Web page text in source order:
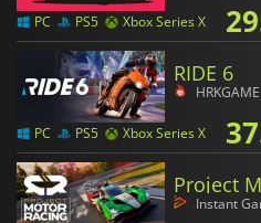
PC PS5 Xbox Series X
RIDE 6
HRKGAME
PC PS5 Xbox Series X
Project
Instant